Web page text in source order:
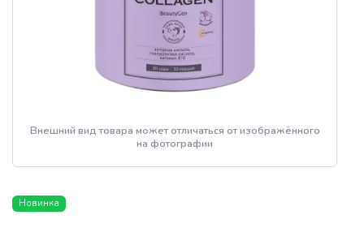
Внешний вид товара может отличаться от изображённого
на фотографии
Новинка